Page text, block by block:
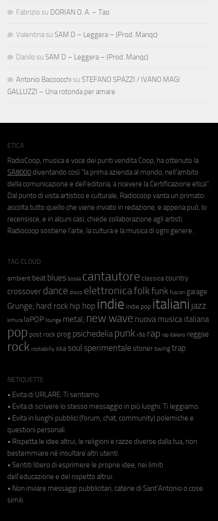
Fabrizio su DORIAN O. A. – Tao
Valentina su SAM D – Leggera – (Prod. Manqc)
Danilo su SAM D – Leggera – (Prod. Manqc)
Antonio Bacciocchi su STEFANO SPAZZI / IVANO MAGI
GALLUZZI – Una rotonda per amare
ETICA
RadioCoop, musica e voce dei punti vendita Coop, ha ottenuto la
SA8000 diventando così "la prima azienda al mondo, nell'ambito
della comunicazione e dell'editoria, a ricevere la Certificazione etica".
Dal punto di vista artistico e culturale, Radiocoop vanta un primato:
ascolta tutto quello che viene inviato in redazione, e appena può, lo
recensisce, e in alcuni casi, chiede collaborazione agli artisti.
Radiocoop sostiene l'arte, la cultura e la musica di ogni genere.
TAG CLOUD
ambient beat blues bossa cantautore classica country
crossover dance disco elettronicafolkfunk fusion garage
Grunge; hard rock hip hop indie indie pop italiani jazz
kimura laPOP lounge metal; new wave nuova musica italiana
pop post rock prog psichedeliapunk r&b rap rap italiano reggae
rock rockabilly ska soul sperimentale stoner swing trap
NETIQUETTE
• Evita di URLARE. Ti sentiamo.
• Evita di scrivere lo stesso messaggio in più luoghi. Ti leggiamo.
• Evita in luoghi pubblici (forum, chat, community) polemiche e
questioni personali.
• Rispetta le idee altrui, le religioni e razze diverse dalla tua, non
bestemmiare né insultare altri utenti.
• Sentiti libero di esprimere le proprie idee, nei limiti
dell'educazione e del rispetto altrui.
• Non inviare messaggi pubblicitari, catene di Sant'Antonio o cose
simili.